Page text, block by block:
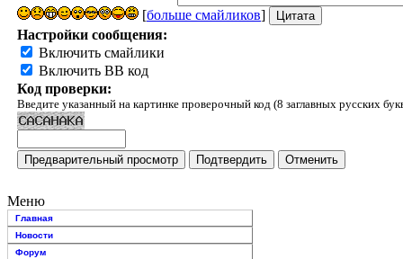
[больше смайликов]
Настройки сообщения:
Включить смайлики
Включить BB код
Код проверки:
Введите указанный на картинке проверочный код (8 заглавных русских
Меню
Главная
Новости
Форум